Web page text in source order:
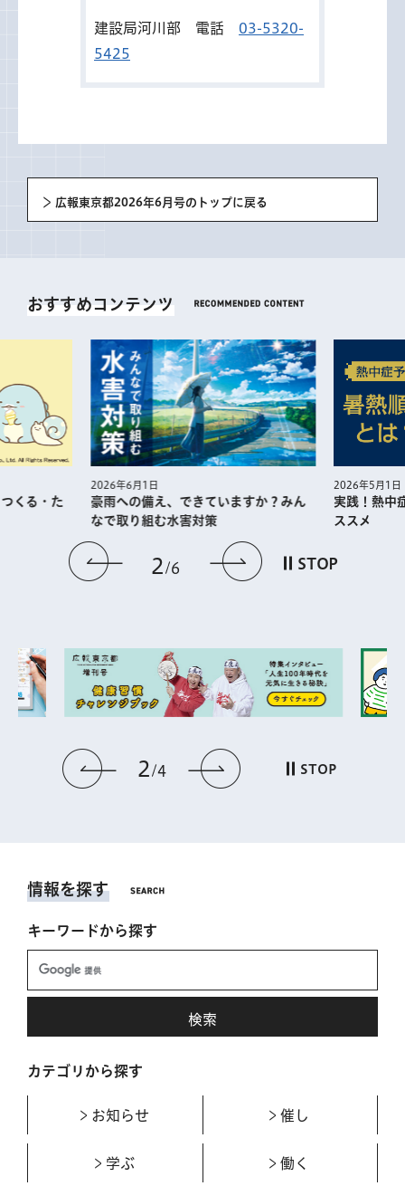
建設局河川部 電話 03-5320-
5425
広報東京都2026年6月号のトップに戻る
おすすめコンテンツ
前のスライドを表示
2 6 次のスライドを
STOP
くる・た
2026年6月1日
豪雨への備え、できていますか？みん
なで取り組む水害対策
2026年5月1日
実践！熱中
ススメ
前のスライドを表示
2 4 次のスライドを表
STOP
情報を探す
キーワードから探す
カテゴリから探す
お知らせ 催し
学ぶ 働く